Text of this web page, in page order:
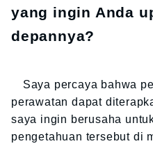
yang ingin Anda
depannya?
Saya percaya bahwa
perawatan dapat
saya ingin berusaha
pengetahuan tersebut di